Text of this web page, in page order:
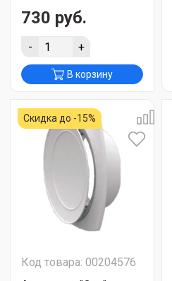
730 руб.
- +
В корзину
Скидка до -15%
Код товара: 00204576